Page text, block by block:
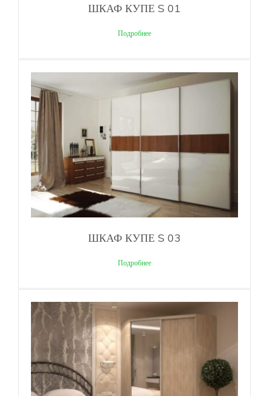
ШКАФ КУПЕ S 01
Подробнее
ШКАФ КУПЕ S 03
Подробнее